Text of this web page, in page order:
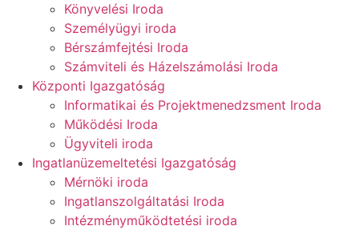
Könyvelési Iroda
Személyügyi iroda
Bérszámfejtési Iroda
Számviteli és Házelszámolási Iroda
Központi Igazgatóság
Informatikai és Projektmenedzsment Iroda
Működési Iroda
Ügyviteli iroda
Ingatlanüzemeltetési Igazgatóság
Mérnöki iroda
Ingatlanszolgáltatási Iroda
Intézményműködtetési iroda